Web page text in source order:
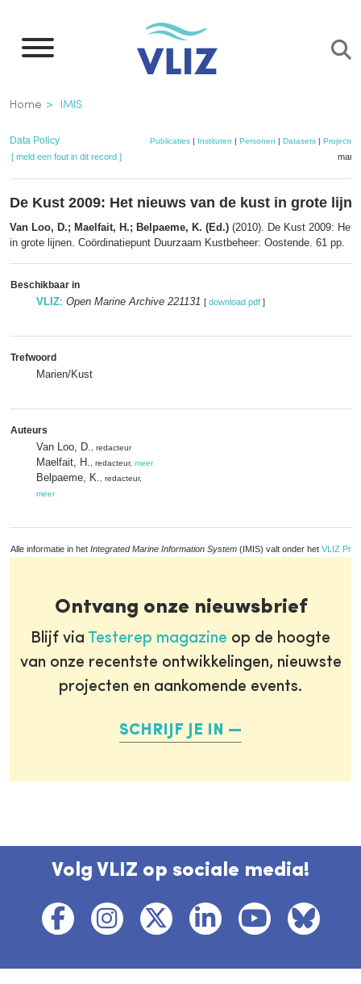
naar
inhoud
gaan
Kruimelpad
Home IMIS
Data Policy Publicaties| Instituten | Personen | Datasets| Projecten
[ meld een fout in dit record ]
De Kust 2009: Het nieuws van de kust in grote
Van Loo, D.; Maelfait, H.; Belpaeme, K. (Ed.) (2010). De Kust 2009: Het
in grote lijnen. Coördinatiepunt Duurzaam Kustbeheer: Oostende. 61 pp.
Beschikbaar in
VLIZ: Open Marine Archive 221131 [ download pdf ]
Trefwoord
Marien/Kust
Auteurs
Van Loo, D. , redacteur
Maelfait, H. , redacteur, meer
Belpaeme, K. , redacteur,
meer
Alle informatie in het Integrated Marine Information System (IMIS) valt onder het VLIZ
Ontvang onze nieuwsbrief
Blijf via Testerep magazine op de hoogte
van onze recentste ontwikkelingen, nieuwste
projecten en aankomende events.
SCHRIJF JE IN
Volg VLIZ op sociale media!